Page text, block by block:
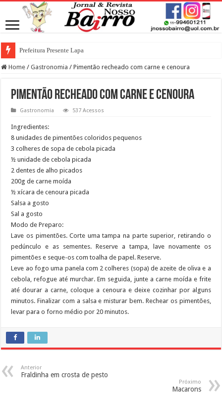
Prefeitura Presente Lapa
Home / Gastronomia / Pimentão recheado com carne e cenoura
Pimentão recheado com carne e cenoura
Gastronomia 537 Acessos
Ingredientes:
8 unidades de pimentões coloridos pequenos
3 colheres de sopa de cebola picada
½ unidade de cebola picada
2 dentes de alho picados
200g de carne moída
½ xícara de cenoura picada
Salsa a gosto
Sal a gosto
Modo de Preparo:
Lave os pimentões. Corte uma tampa na parte superior, retirando o
pedúnculo e as sementes. Reserve a tampa, lave novamente os
pimentões e seque-os com toalha de papel. Reserve.
Leve ao fogo uma panela com 2 colheres (sopa) de azeite de oliva e a
cebola, refogue até murchar. Em seguida, junte a carne moída e frite
até dourar a carne, coloque a cenoura e deixe cozinhar por alguns
minutos. Finalizar com a salsa e misturar bem. Rechear os pimentões,
levar para o forno médio por 20 minutos.
Anterior
Fraldinha em crosta de pesto
Próximo
Macarons